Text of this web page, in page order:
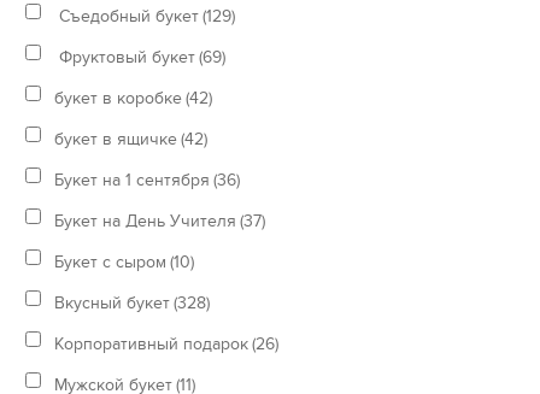
Съедобный букет(129)
Фруктовый букет(69)
букет в коробке(42)
букет в ящичке(42)
Букет на 1 сентября (36)
Букет на День Учителя (37)
Букет с сыром (10)
Вкусный букет(328)
Корпоративный подарок(26)
Мужской букет(11)